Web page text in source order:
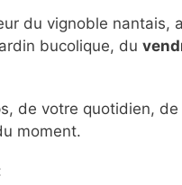
du vignoble nantais,
bucolique, du
de votre quotidien,
moment.